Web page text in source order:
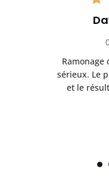
Ramonage
sérieux. Le
et le